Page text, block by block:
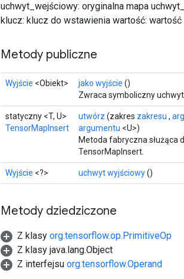
uchwyt_wejściowy: oryginalna mapa
klucz: klucz do wstawienia wartość:
Metody publiczne
Wyjście <Obiekt> jako wyjście ()
Zwraca symboliczny uchwyt
statyczny <T, U>
TensorMapInsert
utwórz (zakres zakresu ,
argumentu <U>)
Metoda fabryczna służąca
TensorMapInsert.
Wyjście <?> uchwyt wyjściowy()
Metody dziedziczone
Z klasy org.tensorflow.op.PrimitiveOp
Z klasy java.lang.Object
Z interfejsu org.tensorflow.Operand